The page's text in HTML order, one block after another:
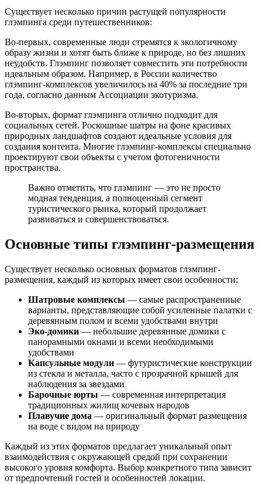
Существует несколько причин растущей популярности
глэмпинга среди путешественников:
Во-первых, современные люди стремятся к экологичному
образу жизни и хотят быть ближе к природе, но без лишних
неудобств. Глэмпинг позволяет совместить эти потребности
идеальным образом. Например, в России количество
глэмпинг-комплексов увеличилось на 40% за последние три
года, согласно данным Ассоциации экотуризма.
Во-вторых, формат глэмпинга отлично подходит для
социальных сетей. Роскошные шатры на фоне красивых
природных ландшафтов создают идеальные условия для
создания контента. Многие глэмпинг-комплексы специально
проектируют свои объекты с учетом фотогеничности
пространства.
Важно отметить, что глэмпинг — это не просто
модная тенденция, а полноценный сегмент
туристического рынка, который продолжает
развиваться и совершенствоваться.
Основные типы глэмпинг-размещения
Существует несколько основных форматов глэмпинг-
размещения, каждый из которых имеет свои особенности:
Шатровые комплексы — самые распространенные
варианты, представляющие собой усиленные палатки с
деревянным полом и всеми удобствами внутри
Эко-домики — небольшие деревянные домики с
панорамными окнами и всеми необходимыми
удобствами
Капсульные модули — футуристические конструкции
из стекла и металла, часто с прозрачной крышей для
наблюдения за звездами
Барочные юрты — современная интерпретация
традиционных жилищ кочевых народов
Плавучие дома — оригинальный формат размещения
на воде с видом на природу
Каждый из этих форматов предлагает уникальный опыт
взаимодействия с окружающей средой при сохранении
высокого уровня комфорта. Выбор конкретного типа зависит
от предпочтений гостей и особенностей локации.